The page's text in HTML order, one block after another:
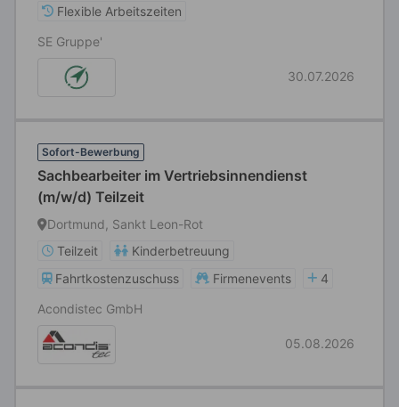
Flexible Arbeitszeiten
SE Gruppe'
30.07.2026
Sofort-Bewerbung
Sachbearbeiter im Vertriebsinnendienst
(m/w/d) Teilzeit
Dortmund, Sankt Leon-Rot
Teilzeit
Kinderbetreuung
Fahrtkostenzuschuss
Firmenevents
4
Acondistec GmbH
05.08.2026